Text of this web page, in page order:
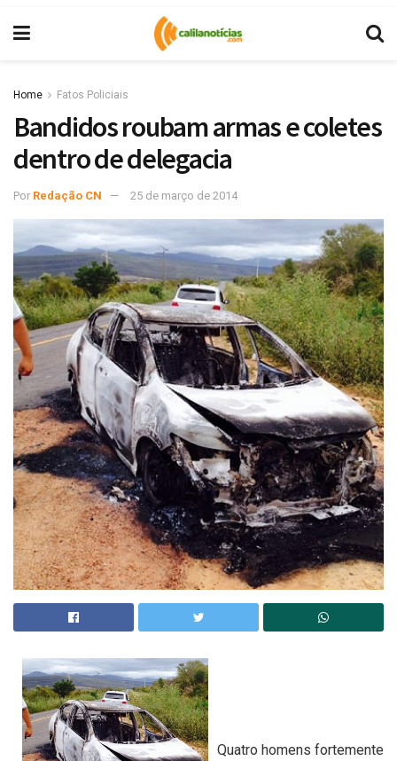
Home Fatos Policiais
Bandidos roubam armas e coletes
dentro de delegacia
Por Redação CN 25 de março de 2014
Quatro homens fortemente